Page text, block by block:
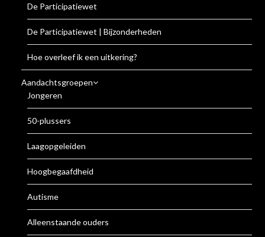
De Participatiewet
De Participatiewet | Bijzonderheden
Hoe overleef ik een uitkering?
Aandachtsgroepen
Jongeren
50-plussers
Laagopgeleiden
Hoogbegaafdheid
Autisme
Alleenstaande ouders